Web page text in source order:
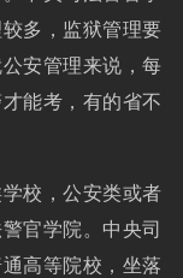
多，监狱管理要
安管理来说，每
能考，有的省不
校，公安类或者
官学院。中央司
高等院校，坐落